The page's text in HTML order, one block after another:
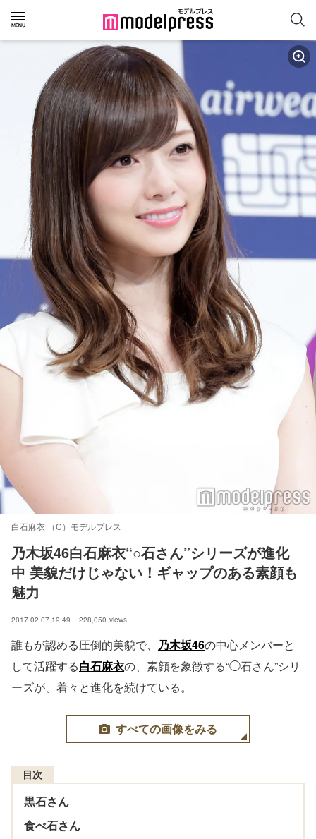
白石麻衣 （C）モデルプレス
乃木坂46白石麻衣“○石さん”シリーズが進化
中 美貌だけじゃない！ギャップのある素顔も
魅力
2017.02.07 19:49 228,050 views
誰もが認める圧倒的美貌で、 乃木坂46の中心メンバーと
して活躍する白石麻衣の、素顔を象徴する“◯石さん”シリ
ーズが、着々と進化を続けている。
すべての画像をみる
目次
黒石さん
食べ石さん